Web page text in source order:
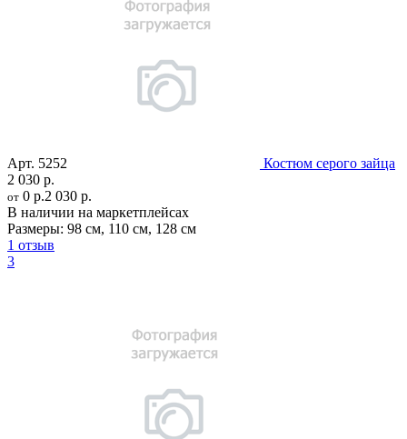
Арт. 5252
Костюм серого зайца
2 030 р.
от 0 р.2 030 р.
В наличии на маркетплейсах
Размеры: 98 см, 110 см, 128 см
1 отзыв
3